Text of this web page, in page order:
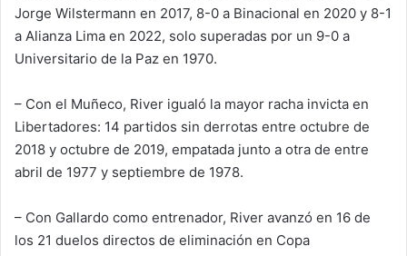
Jorge Wilstermann en 2017, 8-0 a Binacional en 2020 y 8-1
a Alianza Lima en 2022, solo superadas por un 9-0 a
Universitario de la Paz en 1970.
– Con el Muñeco, River igualó la mayor racha invicta en
Libertadores: 14 partidos sin derrotas entre octubre de
2018 y octubre de 2019, empatada junto a otra de entre
abril de 1977 y septiembre de 1978.
– Con Gallardo como entrenador, River avanzó en 16 de
los 21 duelos directos de eliminación en Copa